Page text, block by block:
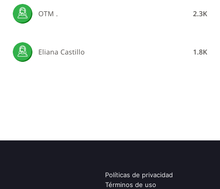
OTM . 2.3K
Eliana Castillo 1.8K
Políticas de privacidad
Términos de uso